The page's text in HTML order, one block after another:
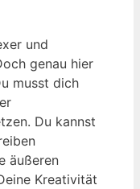
und
genau hier
musst dich
Du kannst
äußeren
Kreativität